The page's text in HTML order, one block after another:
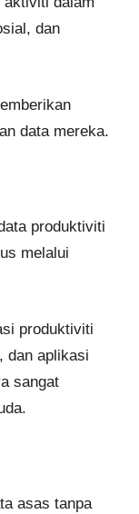
dan
data mereka​.
produktiviti
melalui
produktiviti
dan aplikasi
sangat
asas tanpa